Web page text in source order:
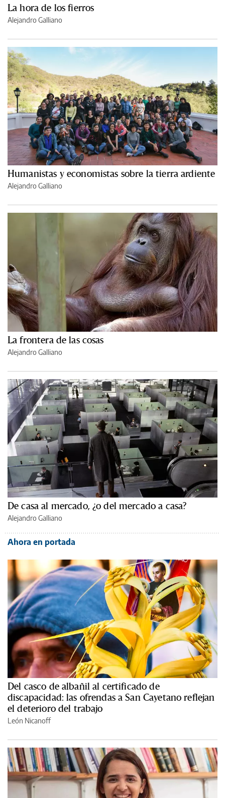
La hora de los fierros
Alejandro Galliano
Humanistas y economistas sobre la tierra ardiente
Alejandro Galliano
La frontera de las cosas
Alejandro Galliano
De casa al mercado, ¿o del mercado a casa?
Alejandro Galliano
Ahora en portada
Del casco de albañil al certificado de
discapacidad: las ofrendas a San Cayetano reflejan
el deterioro del trabajo
León Nicanoff